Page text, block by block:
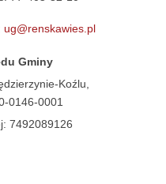
ug@renskawies.pl
Gminy
Koźlu,
0146-0001
7492089126